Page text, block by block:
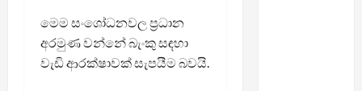
මෙම සංශෝධනවල ප්‍රධාන
අරමුණ වන්නේ බැංකු සඳහා
වැඩි ආරක්ෂාවක් සැපයීම බවයි.